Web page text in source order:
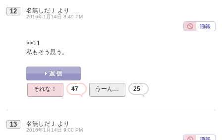
12 名無しだＪ より
2016年1月14日 8:49 PM
>>11
私もそう思う。
それな！ 47 うーん… 25
13 名無しだＪ より
2016年1月14日 9:00 PM